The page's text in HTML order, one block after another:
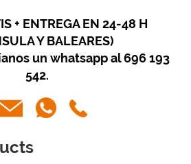
+ ENTREGA EN 24-48 H
Y BALEARES)
un whatsapp al 696 193
542.